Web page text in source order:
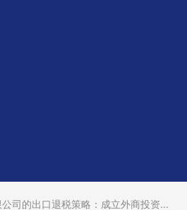
司的出口退税策略：成立外商投资...